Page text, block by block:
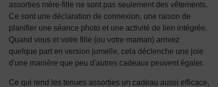
assorties mère-fille ne sont pas seulement des vêtements.
Ce sont une déclaration de connexion, une raison de
planifier une séance photo et une activité de lien intégrée.
Quand vous et votre fille (ou votre maman) arrivez
quelque part en version jumelle, cela déclenche une joie
d'une manière que peu d'autres cadeaux peuvent égaler.
Ce qui rend les tenues assorties un cadeau aussi efficace,